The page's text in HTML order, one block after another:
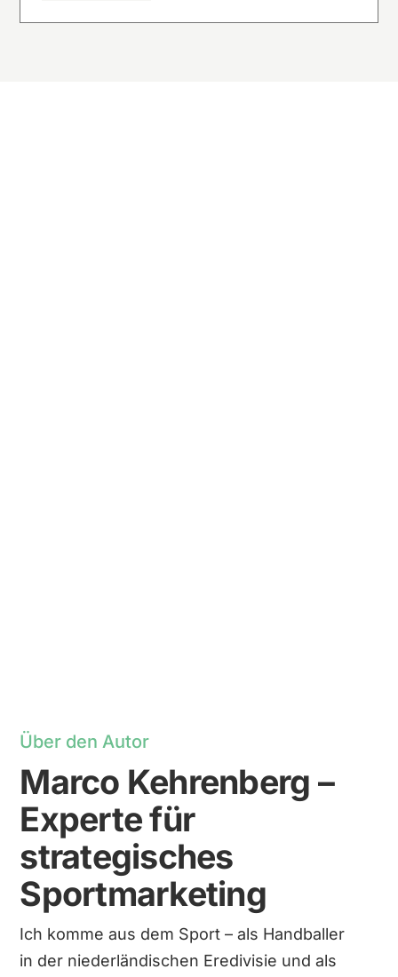
Über den Autor
Marco Kehrenberg –
Experte für
strategisches
Sportmarketing
Ich komme aus dem Sport – als Handballer
in der niederländischen Eredivisie und als